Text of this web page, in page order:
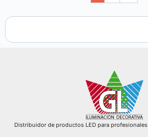
Distribuidor de productos LED para profesionales